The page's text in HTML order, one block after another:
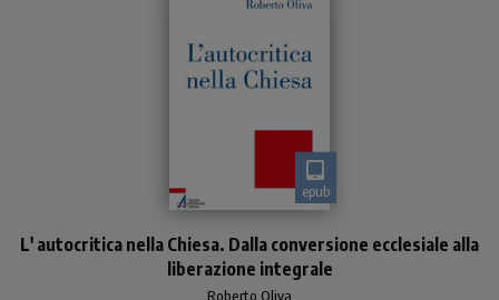
epub
realizzare la chiamata alla
conversione che annuncia al
mondo? Il presente saggio
Roberto Oliva
L' autocritica nella Chiesa. Dalla conversione ecclesiale alla
liberazione integrale